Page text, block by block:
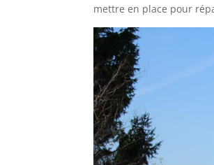
mettre en place pour